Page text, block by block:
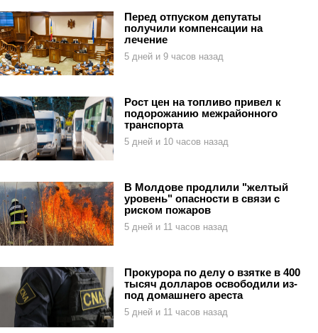
Перед отпуском депутаты
получили компенсации на
лечение
5 дней и 9 часов назад
Рост цен на топливо привел к
подорожанию межрайонного
транспорта
5 дней и 10 часов назад
В Молдове продлили "желтый
уровень" опасности в связи с
риском пожаров
5 дней и 11 часов назад
Прокурора по делу о взятке в 400
тысяч долларов освободили из-
под домашнего ареста
5 дней и 11 часов назад